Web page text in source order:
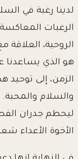
لدينا رغبة في
الرغبات
الروحية، العلاقة
هو الذي يساعدنا
الزمن، إلى
والسلام
ليحطم جدران
الأخوة الأعداء